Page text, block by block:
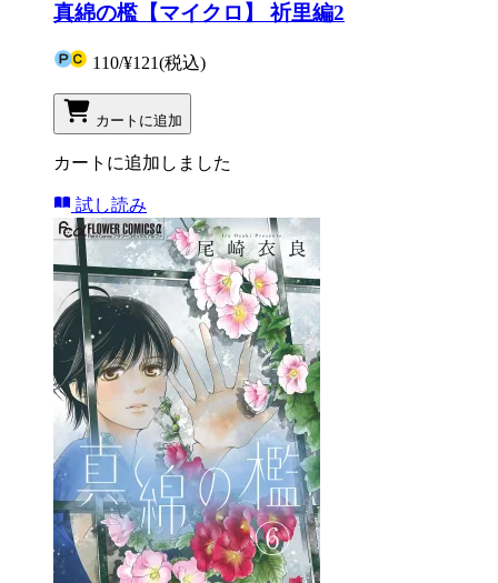
真綿の檻【マイクロ】 祈里編2
110/¥121(税込)
カートに追加
カートに追加しました
試し読み